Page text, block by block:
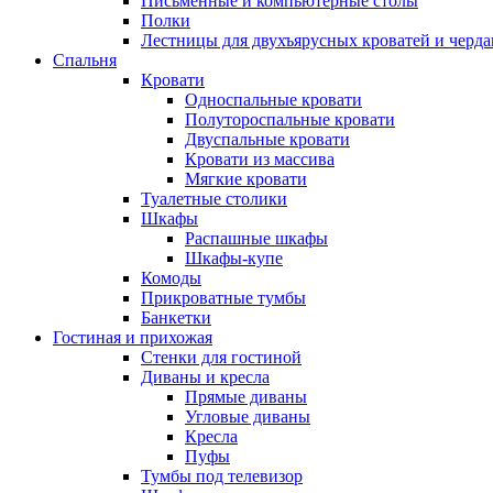
Полки
Лестницы для двухъярусных кроватей и
Спальня
Кровати
Односпальные кровати
Полутороспальные кровати
Двуспальные кровати
Кровати из массива
Мягкие кровати
Туалетные столики
Шкафы
Распашные шкафы
Шкафы-купе
Комоды
Прикроватные тумбы
Банкетки
Гостиная и прихожая
Стенки для гостиной
Диваны и кресла
Прямые диваны
Угловые диваны
Кресла
Пуфы
Тумбы под телевизор